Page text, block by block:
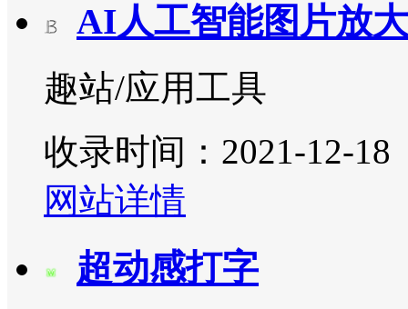
AI人工智能图片放大
趣站/应用工具
收录时间：2021-12-18
网站详情
超动感打字